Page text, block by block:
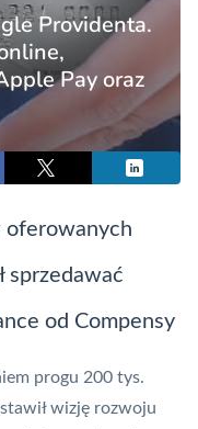
Providenta.
Pay oraz
oferowanych
sprzedawać
od Compensy
progu 200 tys.
wizję rozwoju